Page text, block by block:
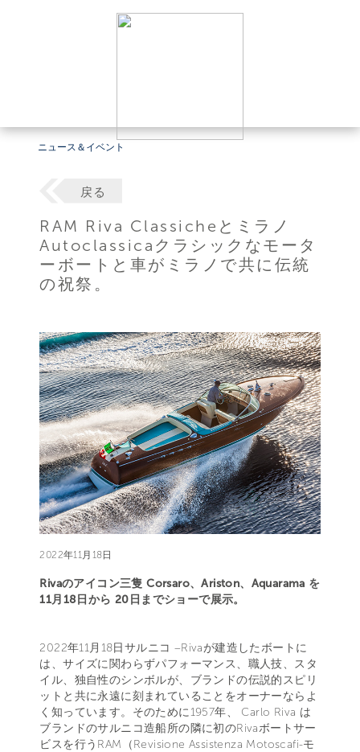
ニュース＆イベント
戻る
RAM Riva Classicheとミラノ
Autoclassicaクラシックなモータ
ーボートと車がミラノで共に伝統
の祝祭。
2022年11月18日
Rivaのアイコン三隻 Corsaro、Ariston、Aquarama を
11月18日から 20日までショーで展示。
2022年11月18日サルニコ –Rivaが建造したボートに
は、サイズに関わらずパフォーマンス、職人技、スタ
イル、独自性のシンボルが、ブランドの伝説的スピリ
ットと共に永遠に刻まれていることをオーナーならよ
く知っています。そのために1957年、 Carlo Riva は
ブランドのサルニコ造船所の隣に初のRivaボートサー
ビスを行うRAM（Revisione Assistenza Motoscafi-モ